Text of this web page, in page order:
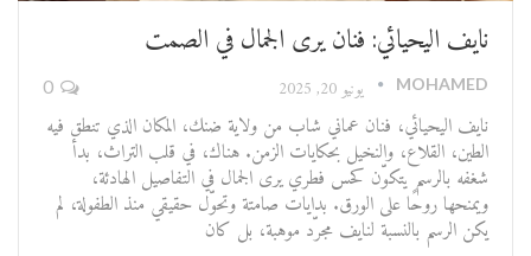
نايف اليحيائي: فنان يرى الجمال في الصمت
MOHAMED يونيو 20, 2025
نايف اليحيائي، فنان عماني شاب من ولاية ضنك، المكان الذي تنطق فيه
الطين، القلاع، والنخيل بحكايات الزمن. هناك، في قلب التراث، بدأ
شغفه بالرسم يتكوّن كحس فطري يرى الجمال في التفاصيل الهادئة،
ويمنحها روحًا على الورق. بدايات صامتة وتحوّل حقيقي منذ الطفولة، لم
يكن الرسم بالنسبة لنايف مجرّد موهبة، بل كان